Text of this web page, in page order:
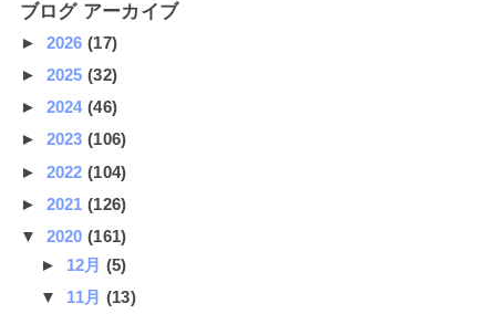
ブログ アーカイブ
► 2026(17)
► 2025(32)
► 2024(46)
► 2023(106)
► 2022(104)
► 2021(126)
▼ 2020(161)
► 12月 (5)
▼ 11月 (13)